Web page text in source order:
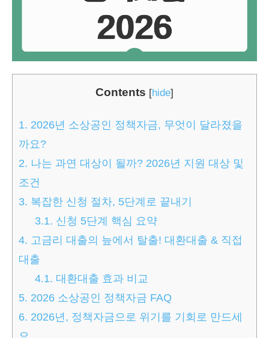
Contents [hide]
1. 2026년 소상공인 정책자금, 무엇이 달라졌을
까요?
2. 나는 과연 대상이 될까? 2026년 지원 대상 및
조건
3. 복잡한 신청 절차, 5단계로 끝내기
3.1. 신청 5단계 핵심 요약
4. 고금리 대출의 늪에서 탈출! 대환대출 & 직접
대출
4.1. 대환대출 효과 비교
5. 2026 소상공인 정책자금 FAQ
6. 2026년, 정책자금으로 위기를 기회로 만드세